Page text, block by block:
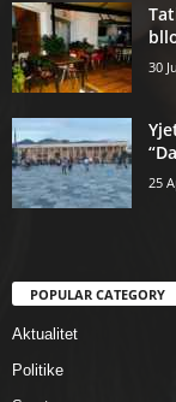
30
25
POPULAR CATEGORY
Aktualitet
Politike